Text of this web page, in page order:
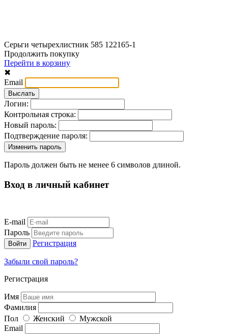
Серьги четырехлистник 585 122165-1
Продолжить покупку
Перейти в корзину
✖
Email
Логин:
Контрольная строка:
Новый пароль:
Подтверждение пароля:
Пароль должен быть не менее 6 символов длиной.
Вход в личный кабинет
E-mail
Пароль
Регистрация
Забыли свой пароль?
Регистрация
Имя
Фамилия
Пол
Женский
Мужской
Email